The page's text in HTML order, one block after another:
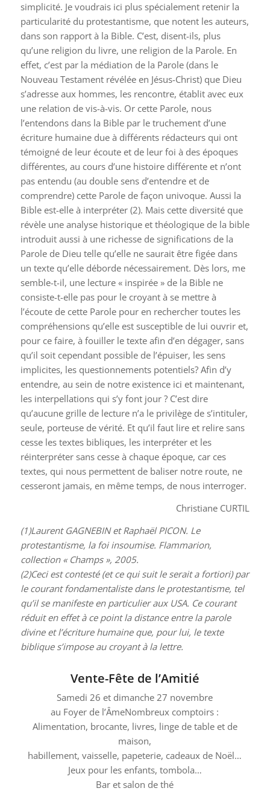
simplicité. Je voudrais ici plus spécialement retenir la
particularité du protestantisme, que notent les auteurs,
dans son rapport à la Bible. C’est, disent-ils, plus
qu’une religion du livre, une religion de la Parole. En
effet, c’est par la médiation de la Parole (dans le
Nouveau Testament révélée en Jésus-Christ) que Dieu
s’adresse aux hommes, les rencontre, établit avec eux
une relation de vis-à-vis. Or cette Parole, nous
l’entendons dans la Bible par le truchement d’une
écriture humaine due à différents rédacteurs qui ont
témoigné de leur écoute et de leur foi à des époques
différentes, au cours d’une histoire différente et n’ont
pas entendu (au double sens d’entendre et de
comprendre) cette Parole de façon univoque. Aussi la
Bible est-elle à interpréter (2). Mais cette diversité que
révèle une analyse historique et théologique de la bible
introduit aussi à une richesse de significations de la
Parole de Dieu telle qu’elle ne saurait être figée dans
un texte qu’elle déborde nécessairement. Dès lors, me
semble-t-il, une lecture « inspirée » de la Bible ne
consiste-t-elle pas pour le croyant à se mettre à
l’écoute de cette Parole pour en rechercher toutes les
compréhensions qu’elle est susceptible de lui ouvrir et,
pour ce faire, à fouiller le texte afin d’en dégager, sans
qu’il soit cependant possible de l’épuiser, les sens
implicites, les questionnements potentiels? Afin d’y
entendre, au sein de notre existence ici et maintenant,
les interpellations qui s’y font jour ? C’est dire
qu’aucune grille de lecture n’a le privilège de s’intituler,
seule, porteuse de vérité. Et qu’il faut lire et relire sans
cesse les textes bibliques, les interpréter et les
réinterpréter sans cesse à chaque époque, car ces
textes, qui nous permettent de baliser notre route, ne
cesseront jamais, en même temps, de nous interroger.
Christiane CURTIL
(1)Laurent GAGNEBIN et Raphaël PICON. Le
protestantisme, la foi insoumise. Flammarion,
collection « Champs », 2005.
(2)Ceci est contesté (et ce qui suit le serait a fortiori) par
le courant fondamentaliste dans le protestantisme, tel
qu’il se manifeste en particulier aux USA. Ce courant
réduit en effet à ce point la distance entre la parole
divine et l’écriture humaine que, pour lui, le texte
biblique s’impose au croyant à la lettre.
Vente-Fête de l’Amitié
Samedi 26 et dimanche 27 novembre
au Foyer de l’ÂmeNombreux comptoirs :
Alimentation, brocante, livres, linge de table et de
maison,
habillement, vaisselle, papeterie, cadeaux de Noël…
Jeux pour les enfants, tombola…
Bar et salon de thé